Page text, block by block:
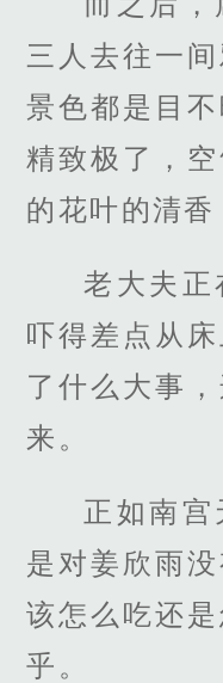
三人去往一
景色都是目
精致极了，
的花叶的清香
老大夫正
吓得差点从
了什么大事
来。
正如南宫
是对姜欣雨
该怎么吃还
乎。